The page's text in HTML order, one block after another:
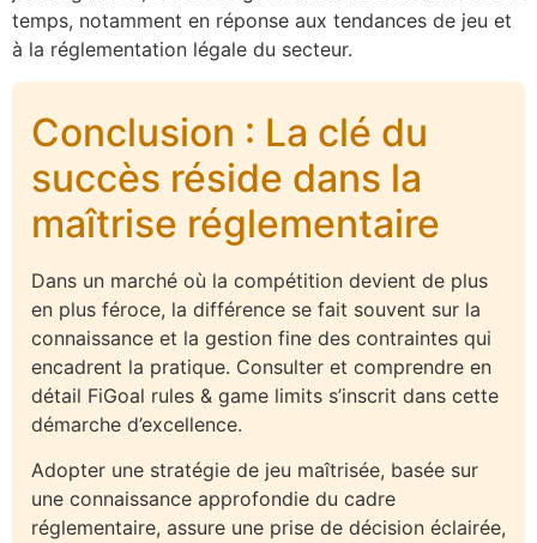
temps, notamment en réponse aux tendances de jeu et
à la réglementation légale du secteur.
Conclusion : La clé du
succès réside dans la
maîtrise réglementaire
Dans un marché où la compétition devient de plus
en plus féroce, la différence se fait souvent sur la
connaissance et la gestion fine des contraintes qui
encadrent la pratique. Consulter et comprendre en
détail FiGoal rules & game limits s’inscrit dans cette
démarche d’excellence.
Adopter une stratégie de jeu maîtrisée, basée sur
une connaissance approfondie du cadre
réglementaire, assure une prise de décision éclairée,